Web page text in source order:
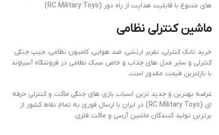
های متنوع با قابلیت هدایت از راه دور (RC Military Toys)
ماشین کنترلی نظامی
خرید تانک کنترلی، نفربر ارتشی، ضد هوایی، کامیون نظامی، جیپ جنگی
کنترلی و سایر مدل های جذاب و خاص سبک نظامی در فروشگاه آسیاوند
با نازلترین قیمت مقدور است.
عرضه بهترین و جدید ترین اسباب بازی های جنگی ماکت و کنترلی حرفه
ای (RC Military Toys) در ایران با ارسال فوری به تمام نقاط کشور از
برترین تولید کنندگان ماشین آرسی و ماکت فلزی.